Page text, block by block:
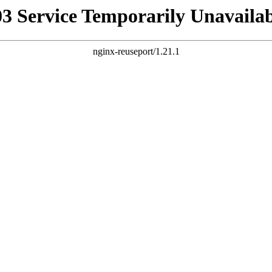
Service Temporarily
nginx-reuseport/1.21.1